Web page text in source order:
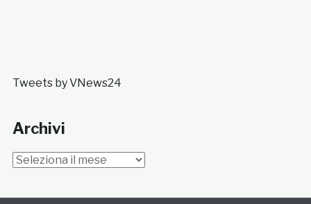
Tweets by VNews24
Archivi
Archivi